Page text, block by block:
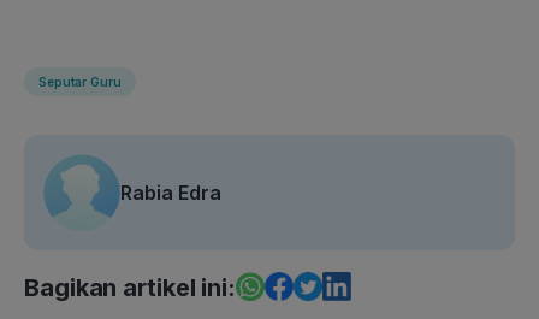
Seputar Guru
Rabia Edra
Bagikan artikel ini: